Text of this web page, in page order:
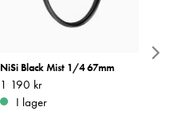
NiSi Black Mist 1/4 67mm
Pris:1 190 kr
1 190 kr
I lager